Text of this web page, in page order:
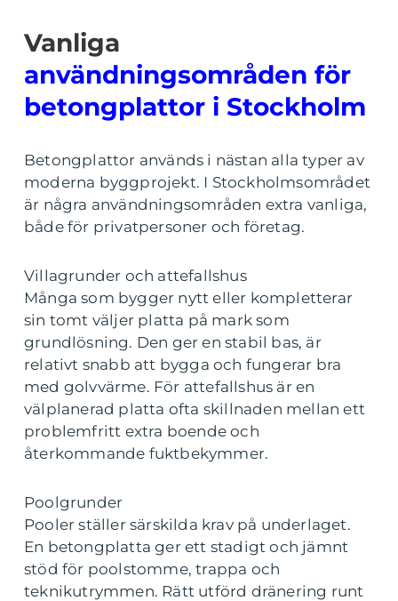
Vanliga
användningsområden för
betongplattor i Stockholm
Betongplattor används i nästan alla typer av
moderna byggprojekt. I Stockholmsområdet
är några användningsområden extra vanliga,
både för privatpersoner och företag.
Villagrunder och attefallshus
Många som bygger nytt eller kompletterar
sin tomt väljer platta på mark som
grundlösning. Den ger en stabil bas, är
relativt snabb att bygga och fungerar bra
med golvvärme. För attefallshus är en
välplanerad platta ofta skillnaden mellan ett
problemfritt extra boende och
återkommande fuktbekymmer.
Poolgrunder
Pooler ställer särskilda krav på underlaget.
En betongplatta ger ett stadigt och jämnt
stöd för poolstomme, trappa och
teknikutrymmen. Rätt utförd dränering runt